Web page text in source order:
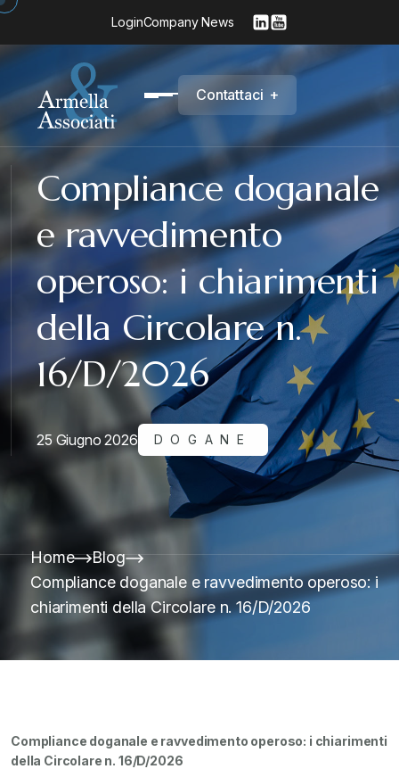
LoginCompany News
Contattaci +
Compliance doganale
e ravvedimento
operoso: i chiarimenti
della Circolare n.
16/D/2026
25 Giugno 2026 DOGANE
Home
Blog
Compliance doganale e ravvedimento operoso: i
chiarimenti della Circolare n. 16/D/2026
Compliance doganale e ravvedimento operoso: i chiarimenti
della Circolare n. 16/D/2026